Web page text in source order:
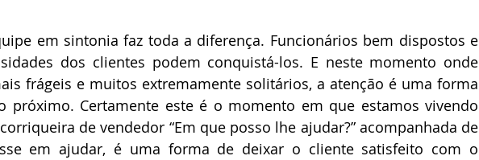
em sintonia faz toda a diferença. Funcionários bem dispostos e
dos clientes podem conquistá-los. E neste momento onde
frágeis e muitos extremamente solitários, a atenção é uma forma
próximo. Certamente este é o momento em que estamos vivendo
de vendedor “Em que posso lhe ajudar?” acompanhada de
em ajudar, é uma forma de deixar o cliente satisfeito com o